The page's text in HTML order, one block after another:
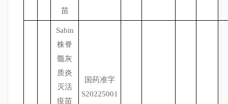
苗
Sabin
株脊
髓灰
质炎
灭活
疫苗
国药准字
S20225001